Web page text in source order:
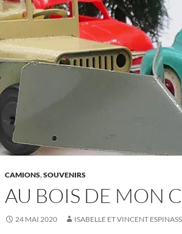
CAMIONS,SOUVENIRS
AU BOIS DE MON
24 MAI 2020 ISABELLE ET VINCENT